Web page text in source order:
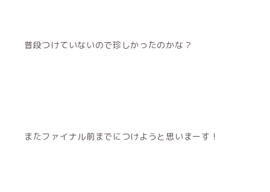
普段つけていないので珍しかったのかな？
またファイナル前までにつけようと思いまーす！